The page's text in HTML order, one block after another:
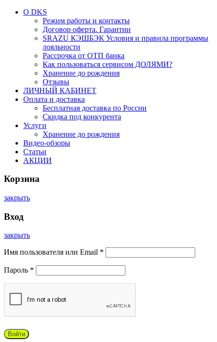
О DKS
Режим работы и контакты
Договор оферта. Гарантии
SRAZU КЭШБЭК Условия и правила программы
лояльности
Рассрочка от ОТП банка
Как пользоваться сервисом ДОЛЯМИ?
Хранение до рождения
Отзывы
ЛИЧНЫЙ КАБИНЕТ
Оплата и доставка
Бесплатная доставка по России
Скидка под конкурента
Услуги
Хранение до рождения
Видео-обзоры
Статьи
АКЦИИ
Корзина
закрыть
Вход
закрыть
Имя пользователя или Email *
Пароль *
Войти